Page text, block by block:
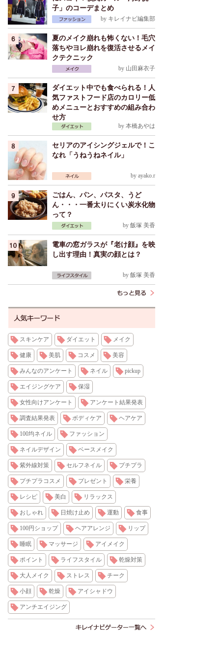
子」のコーデまとめ
by キレイナビ編集部
夏のメイク崩れも怖くない！毛穴
落ちやヨレ崩れを復活させるメイ
クテクニック
by 山田麻衣子
ダイエット中でも食べられる！人
気ファストフード店のカロリー低
めメニューとおすすめの組み合わ
せ方
by 本橋あやは
セリアのアイシングジェルで！こ
なれ「うねうねネイル」
by ayako.r
ごはん、パン、パスタ、うど
ん・・・一番太りにくい炭水化物
って？
by 飯塚 美香
電車の窓ガラスが『老け顔』を映
し出す理由！真実の顔とは？
by 飯塚 美香
スキンケア ダイエット メイク
健康 美肌 コスメ 美容
みんなのアンケート ネイル pickup
エイジングケア 保湿
女性向けアンケート アンケート結果発表
調査結果発表 ボディケア ヘアケア
100均ネイル ファッション
ネイルデザイン ベースメイク
紫外線対策 セルフネイル プチプラ
プチプラコスメ プレゼント 栄養
レシピ 美白 リラックス
おしゃれ 日焼け止め 運動 食事
100円ショップ ヘアアレンジ リップ
睡眠 マッサージ アイメイク
ポイント ライフスタイル 乾燥対策
大人メイク ストレス チーク
小顔 乾燥 アイシャドウ
アンチエイジング